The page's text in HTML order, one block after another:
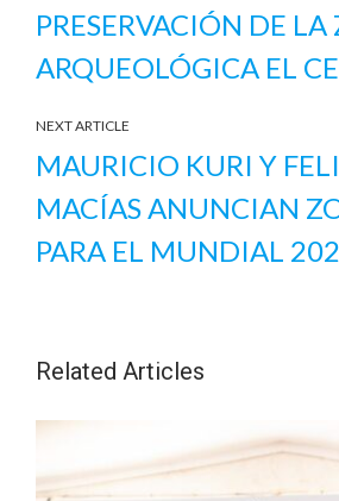
PRESERVACIÓN DE
ARQUEOLÓGICA EL
NEXT ARTICLE
MAURICIO KURI Y
MACÍAS ANUNCIAN
PARA EL MUNDIAL
Related Articles